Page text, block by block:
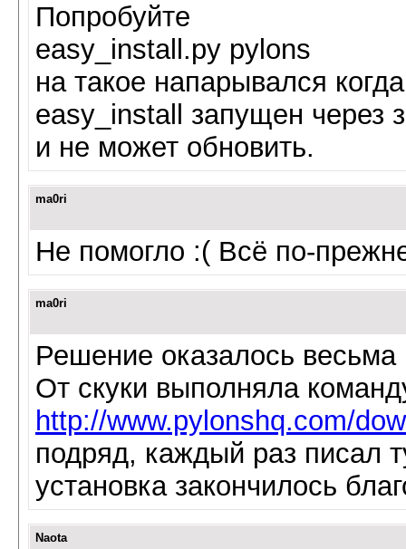
Попробуйте
easy_install.py pylons
на такое напарывался
easy_install запущен через
и не может обновить.
ma0ri
Не помогло :( Всё по-
ma0ri
Решение оказалось
От скуки выполняла
http://www.pylonshq.com/
подряд, каждый раз писал
установка закончилось
Naota